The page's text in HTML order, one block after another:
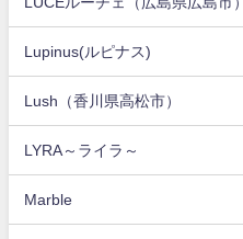
Lupinus(ルピナス)
Lush（香川県高松市）
LYRA～ライラ～
Marble